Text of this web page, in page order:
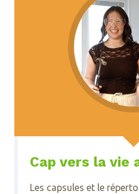
Cap vers la vie
Les capsules et le